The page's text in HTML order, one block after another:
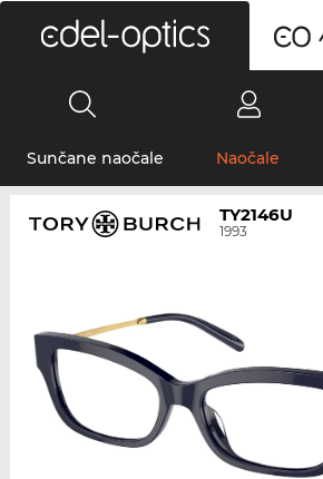
Sunčane naočale Naočale
TY2146U
1993